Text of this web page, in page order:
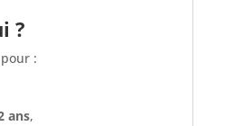
?
:
ans,